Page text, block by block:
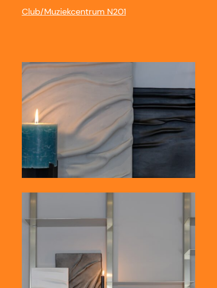
Club/Muziekcentrum N201